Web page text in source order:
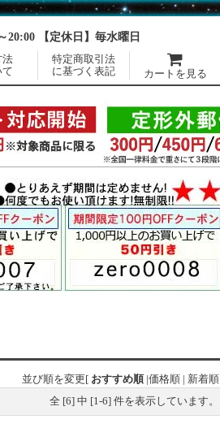
20:00 【定休日】毎水曜日
法
て
特定商取引法
に基づく表記
カートを見る
並び順を変更[ おすすめ順|価格順 | 新着順
全 [6] 中 [1-6] 件を表示しています。